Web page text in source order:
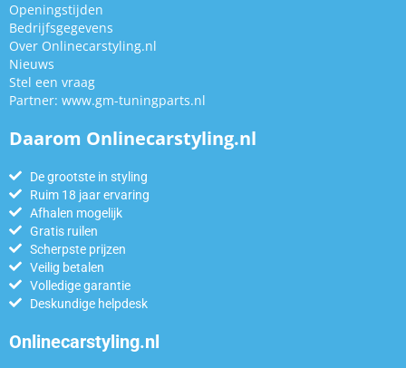
Openingstijden
Bedrijfsgegevens
Over Onlinecarstyling.nl
Nieuws
Stel een vraag
Partner: www.gm-tuningparts.nl
Daarom Onlinecarstyling.nl
De grootste in styling
Ruim 18 jaar ervaring
Afhalen mogelijk
Gratis ruilen
Scherpste prijzen
Veilig betalen
Volledige garantie
Deskundige helpdesk
Onlinecarstyling.nl